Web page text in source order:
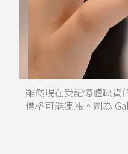
雖然現在受記憶體缺貨
價格可能凍漲。圖為